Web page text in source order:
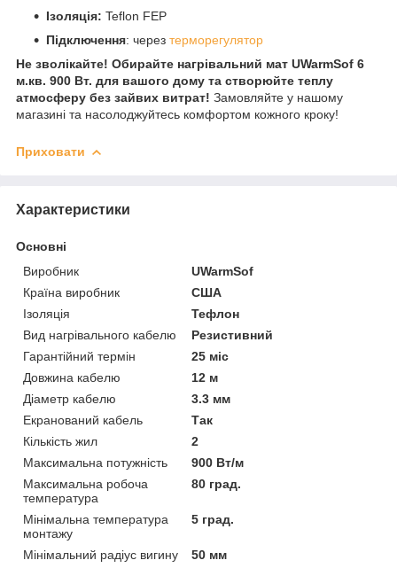
Ізоляція: Teflon FEP
Підключення: через терморегулятор
Не зволікайте! Обирайте нагрівальний мат UWarmSof 6
м.кв. 900 Вт. для вашого дому та створюйте теплу
атмосферу без зайвих витрат! Замовляйте у нашому
магазині та насолоджуйтесь комфортом кожного кроку!
Приховати
Характеристики
Основні
Виробник
UWarmSof
Країна виробник
США
Ізоляція
Тефлон
Вид нагрівального кабелю
Резистивний
Гарантійний термін
25 міс
Довжина кабелю
12 м
Діаметр кабелю
3.3 мм
Екранований кабель
Так
Кількість жил
2
Максимальна потужність
900 Вт/м
Максимальна робоча
температура
80 град.
Мінімальна температура
монтажу
5 град.
Мінімальний радіус вигину
50 мм